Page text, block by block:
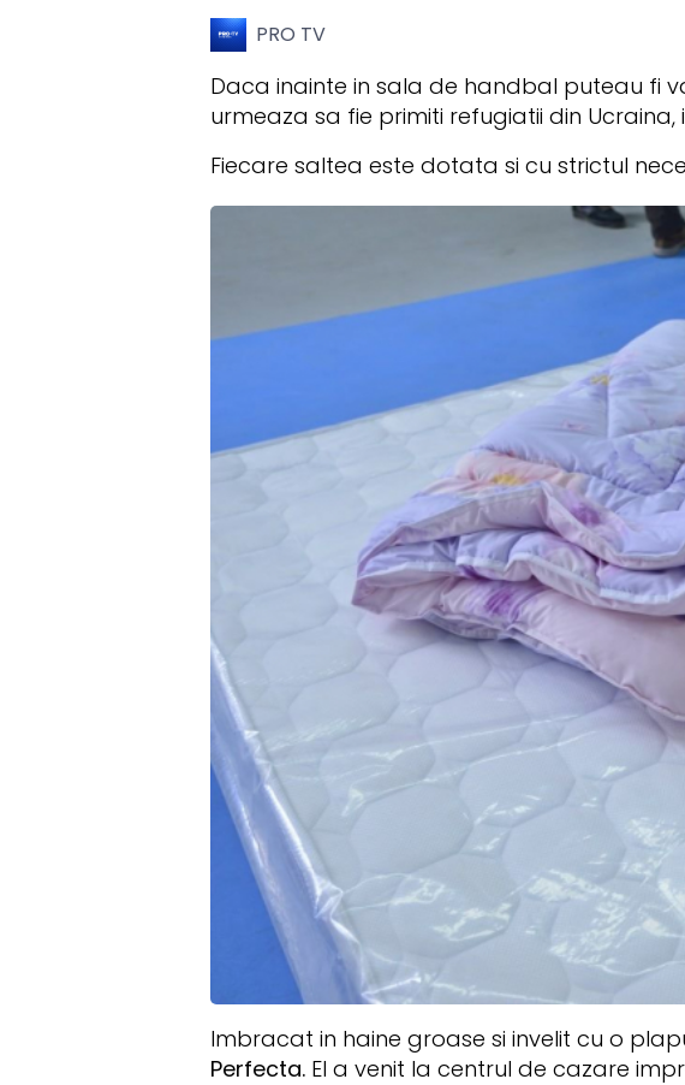
PRO TV
Daca inainte in sala de handbal puteau fi
urmeaza sa fie primiti refugiatii din
Fiecare saltea este dotata si cu strictul
Imbracat in haine groase si invelit cu o
Perfecta. El a venit la centrul de cazare